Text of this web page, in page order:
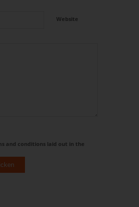
Website
and conditions laid out in the